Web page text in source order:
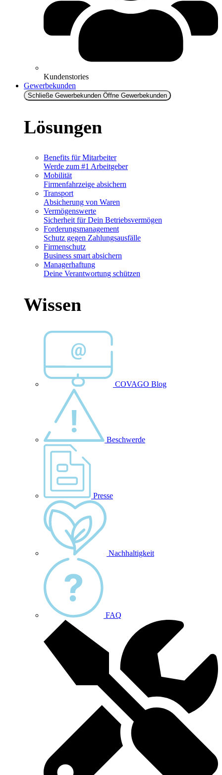
Kundenstories
Gewerbekunden
Schließe Gewerbekunden Öffne Gewerbekunden
Lösungen
Benefits für Mitarbeiter
Werde zum #1 Arbeitgeber
Mobilität
Firmenfahrzeige absichern
Transport
Absicherung von Waren
Vermögenswerte
Sicherheit für Dein Betriebsvermögen
Forderungsmanagement
Schutz gegen Zahlungsausfälle
Firmenschutz
Business smart absichern
Managerhaftung
Deine Verantwortung schützen
Wissen
COVAGO Blog
Beschwerde
Presse
Nachhaltigkeit
FAQ